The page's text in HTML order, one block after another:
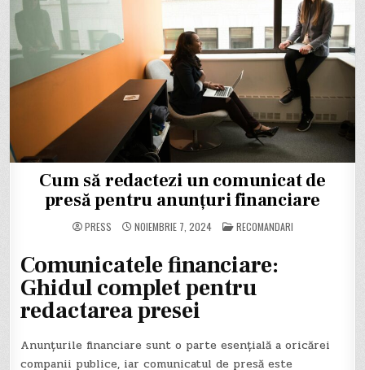
Cum să redactezi un comunicat de
presă pentru anunțuri financiare
PRESS NOIEMBRIE 7, 2024 POSTED
IN
RECOMANDARI
Comunicatele financiare:
Ghidul complet pentru
redactarea presei
Anunțurile financiare sunt o parte esențială a oricărei
companii publice, iar comunicatul de presă este